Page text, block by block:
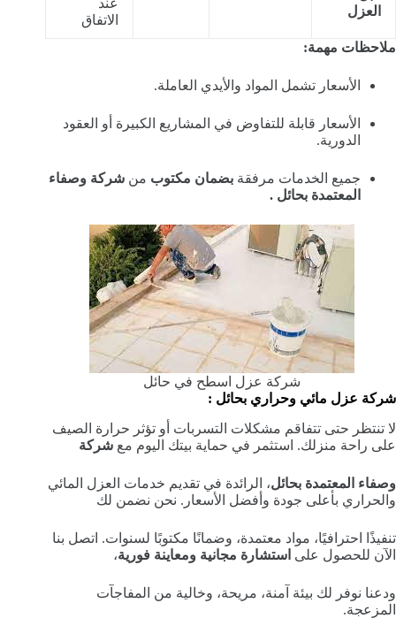
العزل
الاتفاق
ملاحظات مهمة:
الأسعار تشمل المواد والأيدي العاملة.
الأسعار قابلة للتفاوض في المشاريع الكبيرة أو العقود
الدورية.
جميع الخدمات مرفقة بضمان مكتوب من شركة وصفاء
المعتمدة بحائل .
شركة عزل اسطح في حائل
شركة عزل مائي وحراري بحائل :
لا تنتظر حتى تتفاقم مشكلات التسربات أو تؤثر حرارة الصيف
على راحة منزلك. استثمر في حماية بيتك اليوم مع شركة
وصفاء المعتمدة بحائل، الرائدة في تقديم خدمات العزل المائي
والحراري بأعلى جودة وأفضل الأسعار. نحن نضمن لك
تنفيذًا احترافيًا، مواد معتمدة، وضمانًا مكتوبًا لسنوات. اتصل بنا
الآن للحصول على استشارة مجانية ومعاينة فورية،
ودعنا نوفر لك بيئة آمنة، مريحة، وخالية من المفاجآت
المزعجة.